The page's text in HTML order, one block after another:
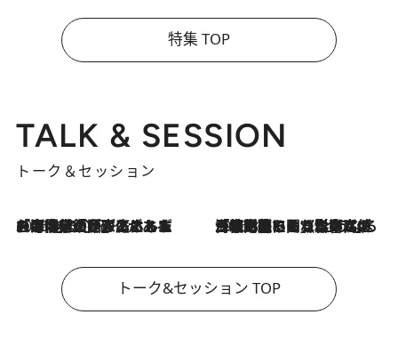
特集 TOP
TALK & SESSION
トーク＆セッション
2026.8.3
「今後値上げがあるとすれば…」「リスクがあるのは今年の冬」エネルギー専門家が語る、ホルムズ海峡封鎖が家庭にもたらす“ある心配” 2026.8.3
「住宅建てられない…」「サーチャージ料の高値が続いている」ホルムズ海峡封鎖による影響はいつまで続く？《エネルギー専門家に聞く“どうなる日本の暮らし”》
トーク&セッション TOP